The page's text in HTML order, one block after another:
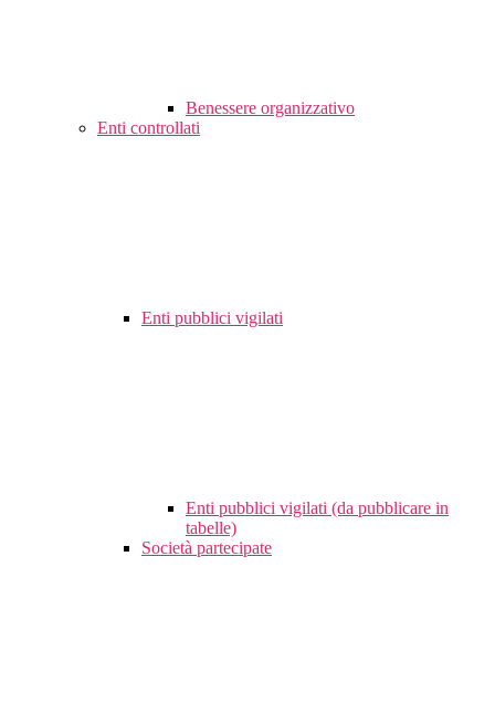
Benessere organizzativo
Enti controllati
Enti pubblici vigilati
Enti pubblici vigilati (da pubblicare in
tabelle)
Società partecipate